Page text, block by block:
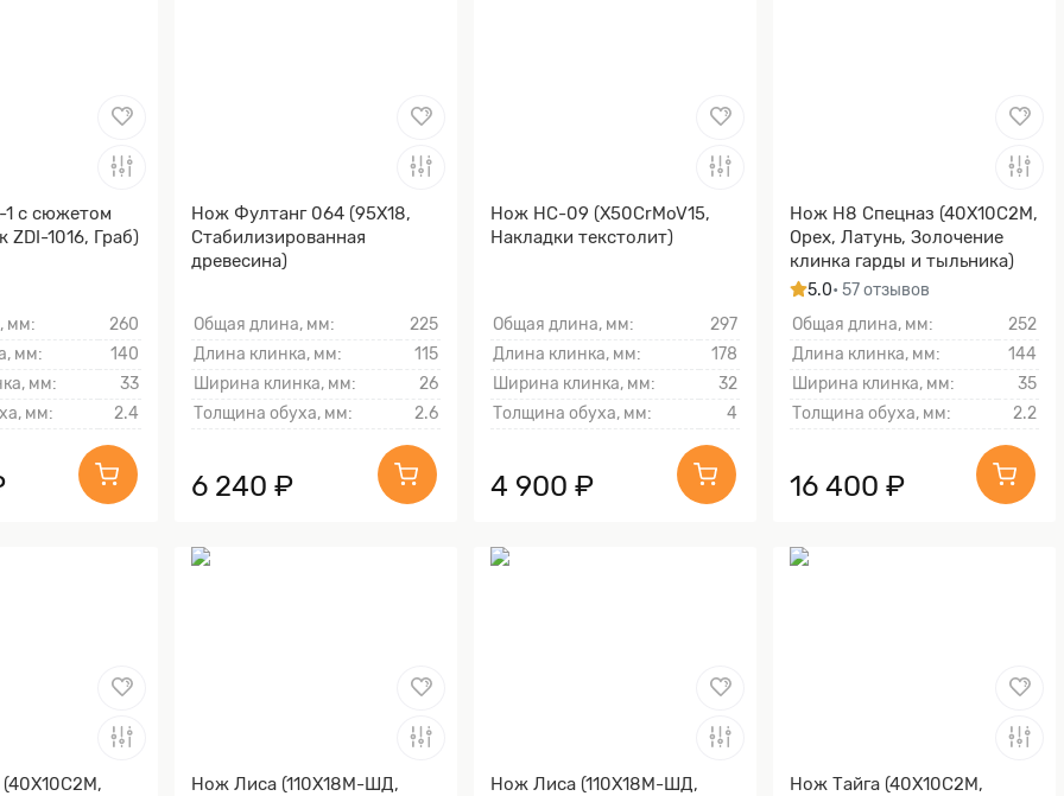
с сюжетом
ZDI-1016, Граб)
мм:
260
мм:
140
мм:
33
мм:
2.4
Нож Фултанг 064 (95Х18,
Стабилизированная
древесина)
Общая длина, мм:
225
Длина клинка, мм:
115
Ширина клинка, мм:
26
Толщина обуха, мм:
2.6
6 240 ₽
Нож НС-09 (X50CrMoV15,
Накладки текстолит)
Общая длина, мм:
297
Длина клинка, мм:
178
Ширина клинка, мм:
32
Толщина обуха, мм:
4
4 900 ₽
Нож Н8 Спецназ (40Х10С2М,
Орех, Латунь, Золочение
клинка гарды и тыльника)
5.0• 57 отзывов
Общая длина, мм:
252
Длина клинка, мм:
144
Ширина клинка, мм:
35
Толщина обуха, мм:
2.2
16 400 ₽
Нож Лиса (110Х18М-ШД, Нож Лиса (110Х18М-ШД, Нож Тайга (40Х10С2М,